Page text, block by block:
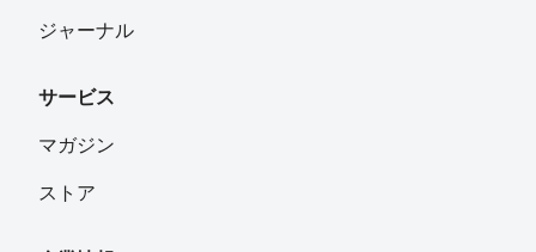
ジャーナル
サービス
マガジン
ストア